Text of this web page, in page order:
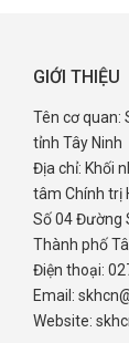
GIỚI THIỆU
Tên cơ quan:
tỉnh Tây Ninh
Địa chỉ: Khối
tâm Chính trị
Số 04 Đường
Thành phố
Điện thoại:
Email:
Website: